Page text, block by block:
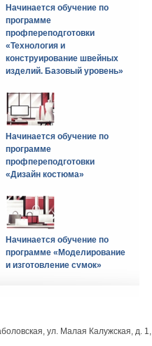
Начинается обучение по
программе
профпереподготовки
«Технология и
конструирование швейных
изделий. Базовый уровень»
Начинается обучение по
программе
профпереподготовки
«Дизайн костюма»
Начинается обучение по
программе «Моделирование
и изготовление сумок»
ул. Малая Калужская, д. 1,